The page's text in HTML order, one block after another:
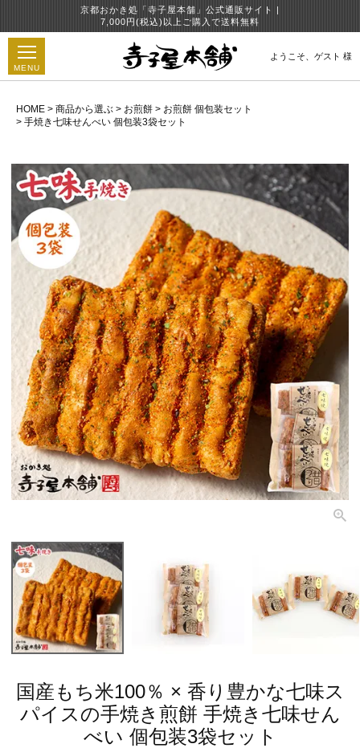
京都おかき処「寺子屋本舗」公式通販サイト |
7,000円(税込)以上ご購入で送料無料
MENU
ようこそ、 ゲスト 様
HOME 商品から選ぶ お煎餅
お煎餅 個包装セット
手焼き七味せんべい 個包装3袋セット
国産もち米100％ × 香り豊かな七味ス
パイスの手焼き煎餅 手焼き七味せん
べい 個包装3袋セット